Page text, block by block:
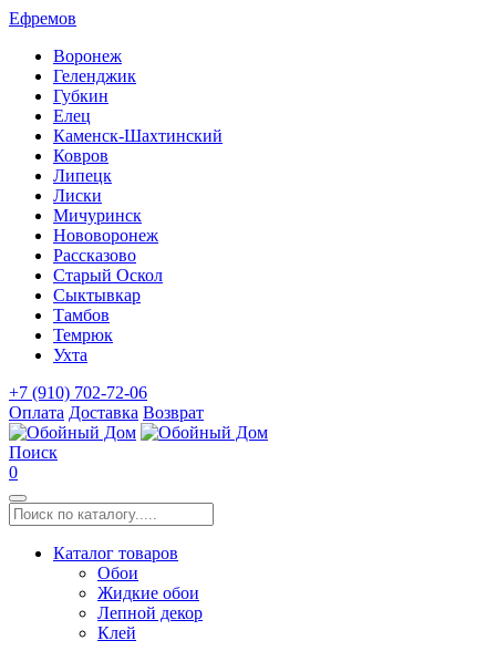
Ефремов
Воронеж
Геленджик
Губкин
Елец
Каменск-Шахтинский
Ковров
Липецк
Лиски
Мичуринск
Нововоронеж
Рассказово
Старый Оскол
Сыктывкар
Тамбов
Темрюк
Ухта
+7 (910) 702-72-06
Оплата Доставка Возврат
Поиск
0
Каталог товаров
Обои
Жидкие обои
Лепной декор
Клей